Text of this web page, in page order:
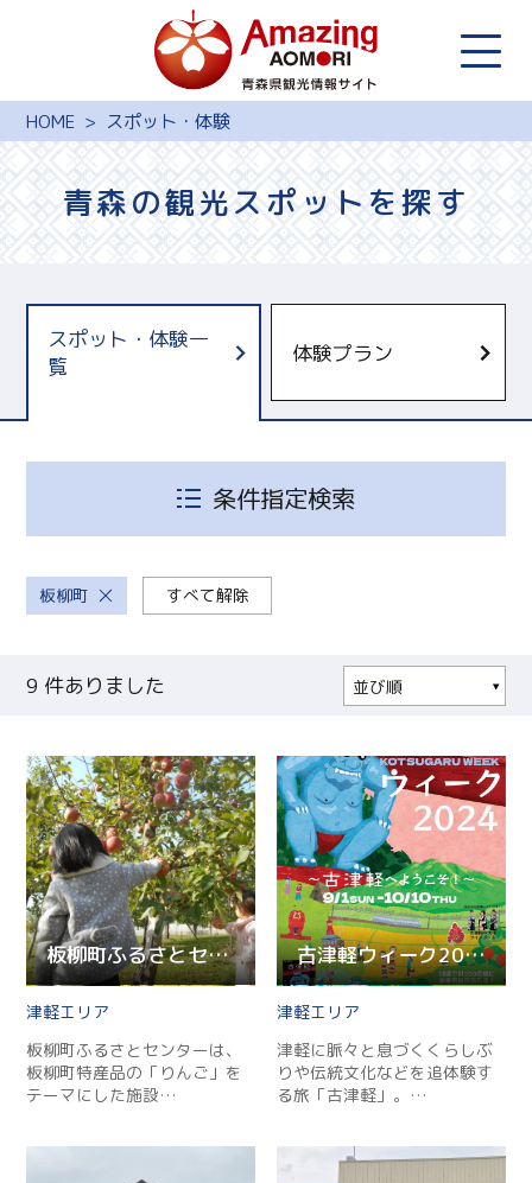
HOME スポット・体験
青森の観光スポットを探す
スポット・体験一
覧
体験プラン
条件指定検索
板柳町 すべて解除
9 件ありました
並び順
更新順
現在地から近い順
板柳町ふるさとセンター
津軽
板柳町ふるさとセンターは、
板柳町特産品の「りんご」を
テーマにした施設…
古津軽ウィーク2024
津軽
津軽に脈々と息づくくらしぶ
りや伝統文化などを追体験す
る旅「古津軽」。…